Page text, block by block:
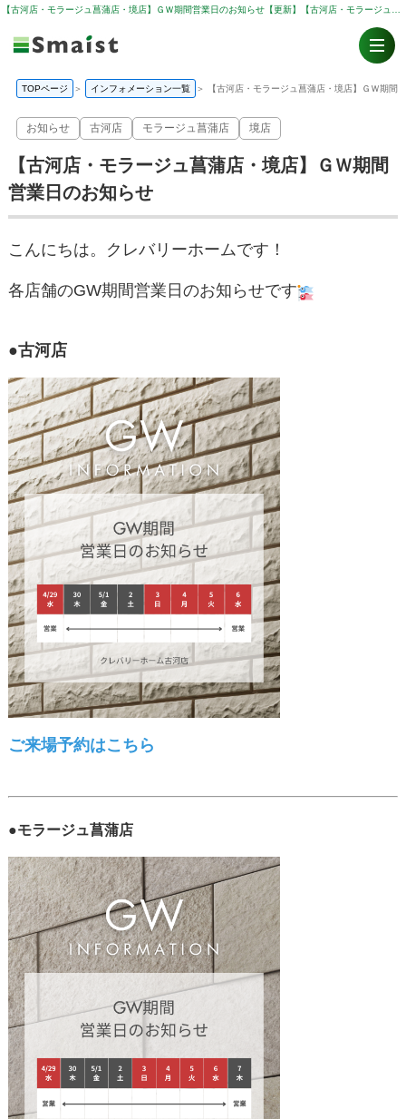
TOPページ ＞ インフォメーション一覧 ＞ 【古河店・モラージュ菖蒲店・境店】ＧＷ期間
お知らせ 古河店 モラージュ菖蒲店 境店
【古河店・モラージュ菖蒲店・境店】ＧＷ期間
営業日のお知らせ
こんにちは。クレバリーホームです！
各店舗のGW期間営業日のお知らせです
●古河店
ご来場予約はこちら
●モラージュ菖蒲店